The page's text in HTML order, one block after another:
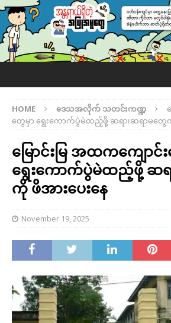
HOME ဒေသအလိုက် သတင်းကဏ္ဍ
တွေမှာ ရွေးကောက်ပွဲမဲထည့်ဖို့ ဆရာ၊ဆရာမတွေကို
မြောင်းမြ အထကကျောင်
ရွေးကောက်ပွဲမဲထည့်ဖို့ ဆရ
ကို ဖိအားပေးနေ
November 19, 2025